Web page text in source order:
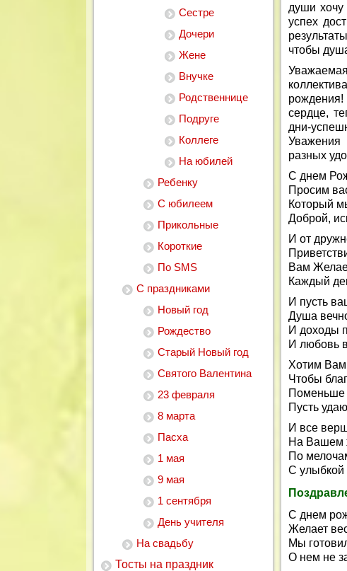
Сестре
Дочери
Жене
Внучке
Родственнице
Подруге
Коллеге
На юбилей
Ребенку
С юбилеем
Прикольные
Короткие
По SMS
С праздниками
Новый год
Рождество
Старый Новый год
Святого Валентина
23 февраля
8 марта
Пасха
1 мая
9 мая
1 сентября
День учителя
На свадьбу
Тосты на праздник
души хочу
успех
чтобы
рождения!
сердце,
дни-
Уважения
разных
С днем
Просим
Который
Доброй,
И от
Вам
Каждый
И пусть
Душа
И доходы
И любовь
Хотим Вам
Чтобы
Поменьше
Пусть
И все
На Вашем
По
С улыбкой
С днем
Желает
Мы
О нем не